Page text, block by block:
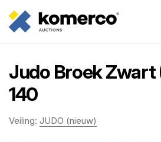
Judo Broek Zwart
140
Veiling: JUDO (nieuw)